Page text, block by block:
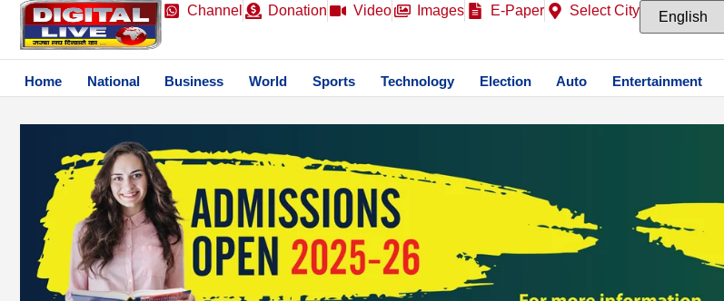
Channel Donation Video Images E-Paper Select City
Home National Business World Sports Technology Election Auto Entertainment